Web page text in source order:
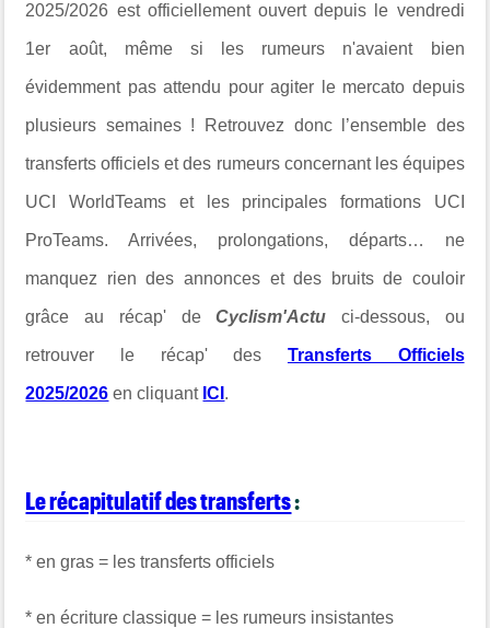
2025/2026 est officiellement ouvert depuis le vendredi
1er août, même si les rumeurs n'avaient bien
évidemment pas attendu pour agiter le mercato depuis
plusieurs semaines ! Retrouvez donc l’ensemble des
transferts officiels et des rumeurs concernant les équipes
UCI WorldTeams et les principales formations UCI
ProTeams. Arrivées, prolongations, départs… ne
manquez rien des annonces et des bruits de couloir
grâce au récap' deCyclism'Actu ci-dessous, ou
retrouver le récap' des Transferts Officiels
2025/2026 en cliquant ICI .
Le récapitulatif des transferts:
* en gras = les transferts officiels
* en écriture classique = les rumeurs insistantes